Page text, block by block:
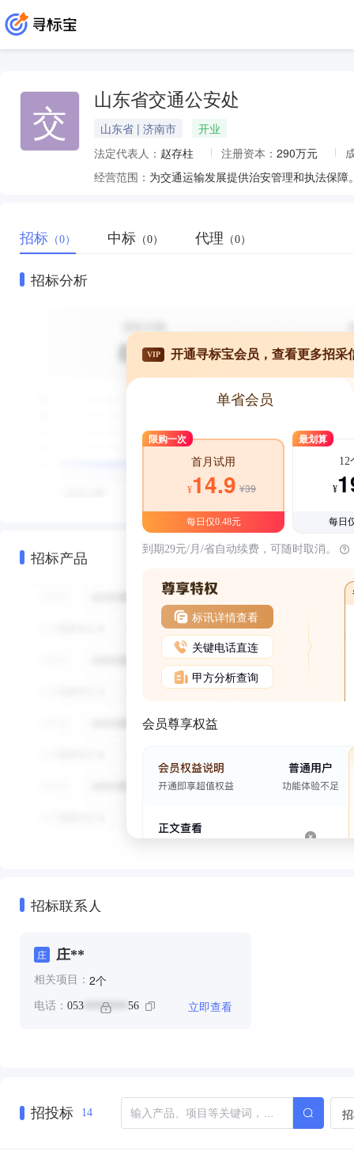
交 山东省交通公安处
山东省 | 济南市
开业
法定代表人： 赵存柱 注册资本： 290万元
经营范围：
招标 （0） 中标 （0） 代理 （0）
招标分析
招标产品
VIP 开通寻标宝会员，查看更多招采
单省会员
限购一次
首月试用
¥14.9 ¥39
每日仅0.48元
最划算
12
¥
每日
到期29元/月/省自动续费，可随时取消。
标讯详情查看
关键电话直连
甲方分析查询
会员尊享权益
招标联系人
庄 庄**
相关项目： 2个
电话： 053 ******** 56 立即查看
招投标 14